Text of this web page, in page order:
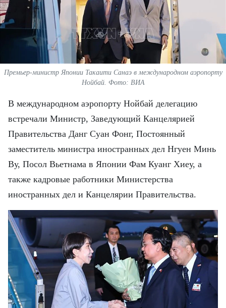
ДОСЬЕ И МАТЕРИАЛЫ
О ГАЗЕТЕ «НЯНЗАН»
中文
FRANÇAIS
ESPAÑOL
Премьер-министр Японии Такаити Санаэ в международном аэропорту
Нойбай. Фото: ВИА
В международном аэропорту Нойбай делегацию
встречали Министр, Заведующий Канцелярией
Правительства Данг Суан Фонг, Постоянный
заместитель министра иностранных дел Нгуен Минь
Ву, Посол Вьетнама в Японии Фам Куанг Хиеу, а
также кадровые работники Министерства
иностранных дел и Канцелярии Правительства.